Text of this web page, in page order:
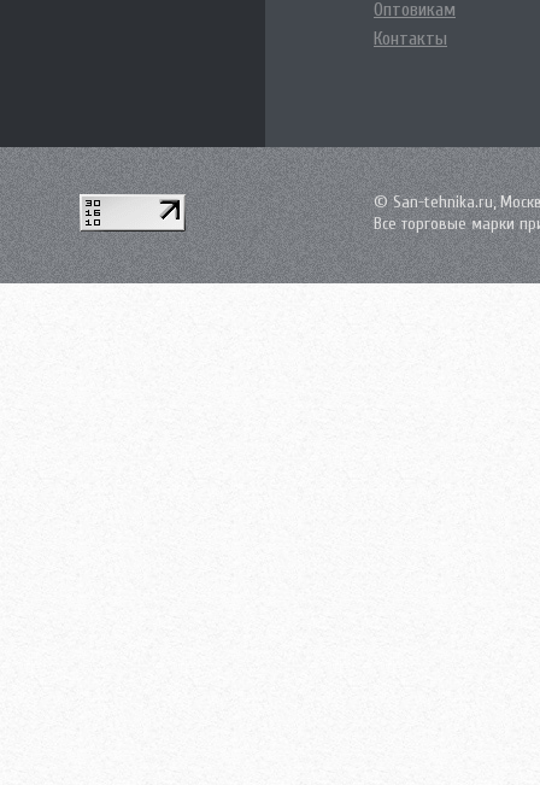
Оптовикам
Контакты
© San-tehnika.ru,
Все торговые марки